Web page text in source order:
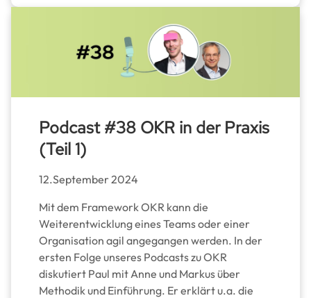
Podcast #38 OKR in der Praxis
(Teil 1)
12.September 2024
Mit dem Framework OKR kann die
Weiterentwicklung eines Teams oder einer
Organisation agil angegangen werden. In der
ersten Folge unseres Podcasts zu OKR
diskutiert Paul mit Anne und Markus über
Methodik und Einführung. Er erklärt u.a. die